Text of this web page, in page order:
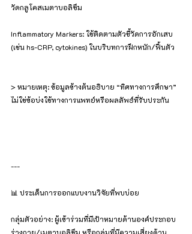
วัดกลูโคสเมตาบอลิซึม
Inflammatory Markers: ใช้ติดตามตัวชี้วัดการอักเสบ
(เช่น hs-CRP, cytokines) ในบริบทการฝึกหนัก/ฟื้นตัว
> หมายเหตุ: ข้อมูลข้างต้นอธิบาย “ทิศทางการศึกษา”
ไม่ใช่ข้อบ่งใช้ทางการแพทย์หรือผลลัพธ์ที่รับประกัน
---
📊 ประเด็นการออกแบบงานวิจัยที่พบบ่อย
กลุ่มตัวอย่าง: ผู้เข้าร่วมที่มีเป้าหมายด้านองค์ประกอบ